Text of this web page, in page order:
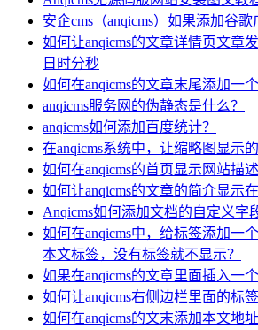
安企cms（anqicms）如果添加谷歌
如何让anqicms的文章详情页文章
日时分秒
如何在anqicms的文章末尾添加一
anqicms服务网的伪静态是什么？
anqicms如何添加百度统计？
在anqicms系统中，让缩略图显示
如何在anqicms的首页显示网站描述
如何让anqicms的文章的简介显示
Anqicms如何添加文档的自定义字
如何在anqicms中，给标签添加一
本文标签，没有标签就不显示？
如果在anqicms的文章里面插入一个
如何让anqicms右侧边栏里面的标
如何在anqicms的文末添加本文地